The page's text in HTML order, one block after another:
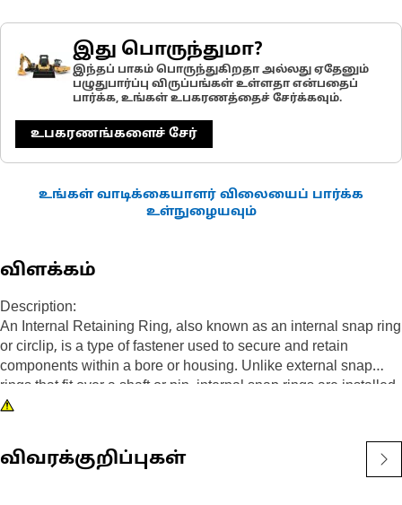
இது பொருந்துமா?
இந்தப் பாகம் பொருந்துகிறதா அல்லது ஏதேனும்
பழுதுபார்ப்பு விருப்பங்கள் உள்ளதா என்பதைப்
பார்க்க, உங்கள் உபகரணத்தைச் சேர்க்கவும்.
உபகரணங்களைச் சேர்
உங்கள் வாடிக்கையாளர் விலையைப் பார்க்க
உள்நுழையவும்
விளக்கம்
Description:
An Internal Retaining Ring, also known as an internal snap ring
or circlip, is a type of fastener used to secure and retain
components within a bore or housing. Unlike external snap
rings that fit over a shaft or pin, internal snap rings are installed
inside a bore or groove to hold components in place. The main
displacement of components within a bore or housing. It acts as
a retaining device, holding components such as bearings,
விவரக்குறிப்புகள்